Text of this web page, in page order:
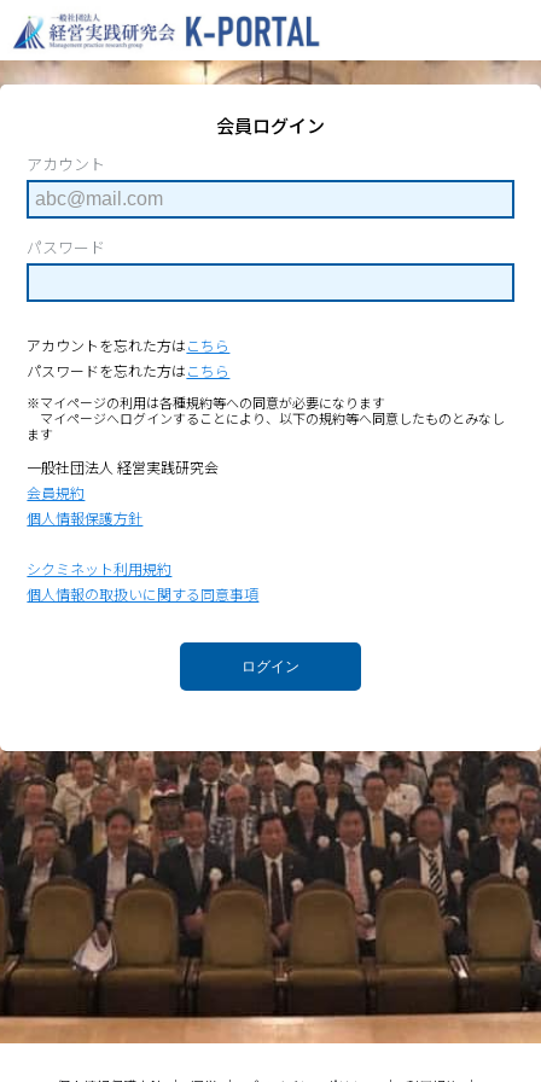
会員ログイン
アカウント
パスワード
アカウントを忘れた方はこちら
パスワードを忘れた方はこちら
※マイページの利用は各種規約等への同意が必要になります
マイページへログインすることにより、以下の規約等へ同意したものとみなし
ます
一般社団法人 経営実践研究会
会員規約
個人情報保護方針
シクミネット利用規約
個人情報の取扱いに関する同意事項
ログイン